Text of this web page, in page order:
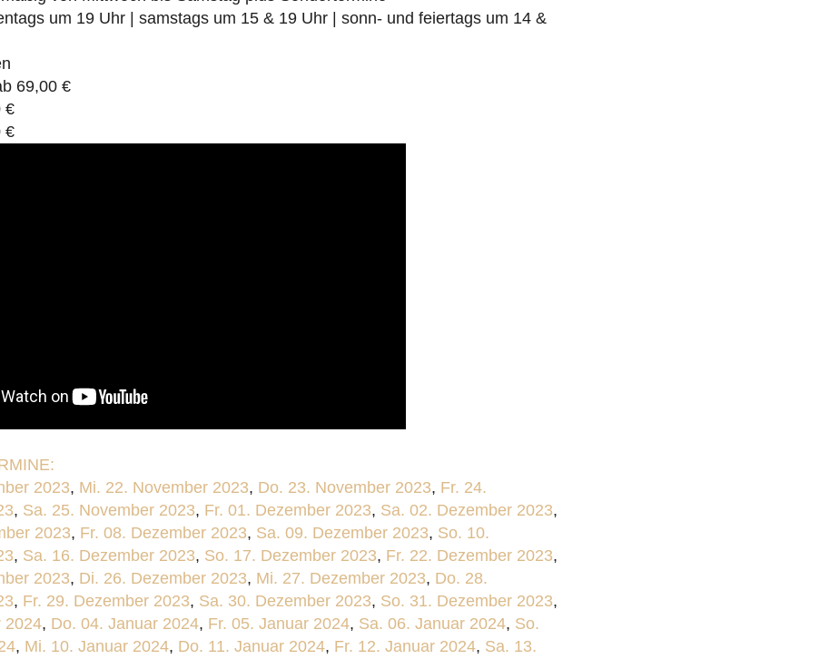
um 19 Uhr | samstags um 15 & 19 Uhr | sonn- und feiertags um 14 &
69,00 €
€
€
2023, Mi. 22. November 2023, Do. 23. November 2023, Fr. 24.
, Sa. 25. November 2023, Fr. 01. Dezember 2023, Sa. 02. Dezember 2023,
2023, Fr. 08. Dezember 2023, Sa. 09. Dezember 2023, So. 10.
, Sa. 16. Dezember 2023, So. 17. Dezember 2023, Fr. 22. Dezember 2023,
2023, Di. 26. Dezember 2023, Mi. 27. Dezember 2023, Do. 28.
, Fr. 29. Dezember 2023, Sa. 30. Dezember 2023, So. 31. Dezember 2023,
2024, Do. 04. Januar 2024, Fr. 05. Januar 2024, Sa. 06. Januar 2024, So.
, Mi. 10. Januar 2024, Do. 11. Januar 2024, Fr. 12. Januar 2024, Sa. 13.